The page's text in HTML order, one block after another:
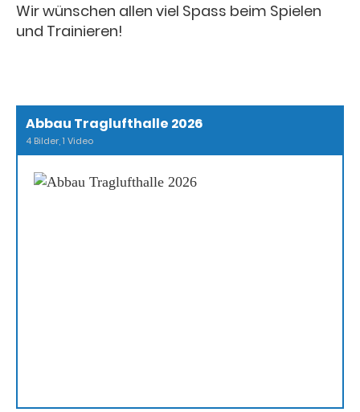
Wir wünschen allen viel Spass beim Spielen
und Trainieren!
Abbau Traglufthalle 2026
4 Bilder, 1 Video